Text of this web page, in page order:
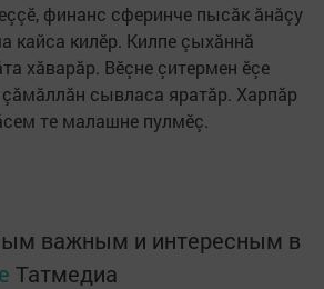
финанс сферинче пысăк ăнăçу
кайса килӗр. Килпе çыхăннă
хăварăр. Вӗçне çитермен ӗçе
сывласа яратăр. Харпăр
те малашне пулмӗç.
важным и интересным в
Татмедиа